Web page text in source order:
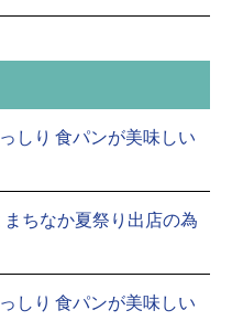
しり 食パンが美味しい
ちなか夏祭り出店の為
しり 食パンが美味しい